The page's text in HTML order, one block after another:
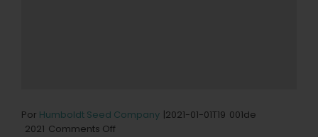
Por Humboldt Seed Company |2021-01-01T19 001de
2021 Comments Off